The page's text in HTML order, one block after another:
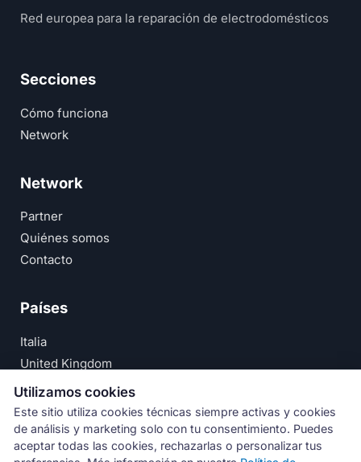
Red europea para la reparación de electrodomésticos
Secciones
Cómo funciona
Network
Network
Partner
Quiénes somos
Contacto
Países
Italia
United Kingdom
Deutschland
España
© Numeri Primi Srl — P.IVA IT11621120960 ·Aviso Legal
Utilizamos cookies
Este sitio utiliza cookies técnicas siempre activas y cookies
de análisis y marketing solo con tu consentimiento. Puedes
aceptar todas las cookies, rechazarlas o personalizar tus